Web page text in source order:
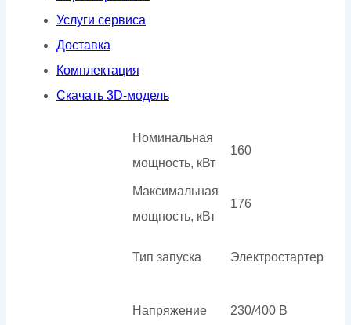
кожухе
Услуги сервиса
Доставка
Комплектация
Скачать 3D-модель
Номинальная
мощность, кВт
160
Максимальная
мощность, кВт
176
Тип запуска Электростартер
Напряжение 230/400 В